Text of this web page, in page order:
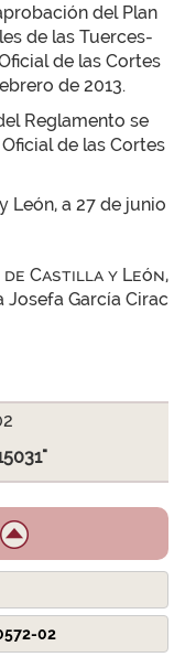
del Plan
de las Tuerces-
de las Cortes
de 2013.
Reglamento se
de las Cortes
León, a 27 de junio
Castilla y León,
Josefa García Cirac
02